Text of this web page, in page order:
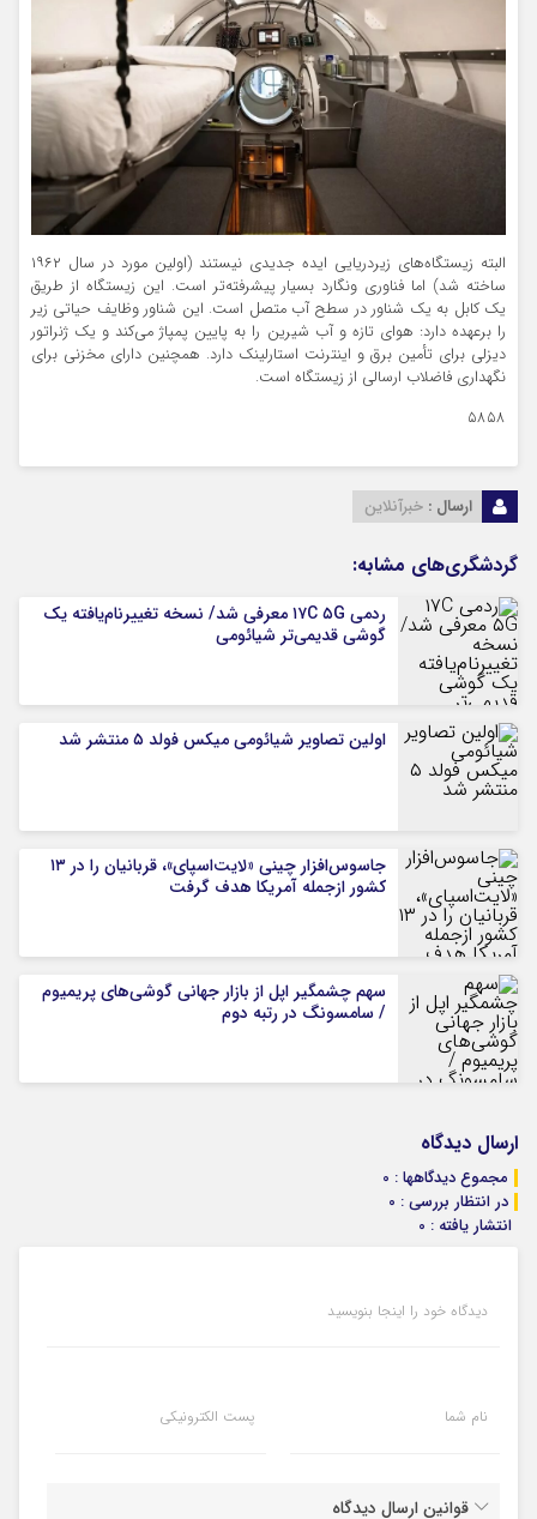
البته زیستگاه‌های زیردریایی ایده جدیدی نیستند (اولین مورد در سال ۱۹۶۲
ساخته شد) اما فناوری ونگارد بسیار پیشرفته‌تر است. این زیستگاه از طریق
یک کابل به یک شناور در سطح آب متصل است. این شناور وظایف حیاتی زیر
را برعهده دارد: هوای تازه و آب شیرین را به پایین پمپاژ می‌کند و یک ژنراتور
دیزلی برای تأمین برق و اینترنت استارلینک دارد. همچنین دارای مخزنی برای
نگهداری فاضلاب ارسالی از زیستگاه است.
۵۸۵۸
ارسال : خبرآنلاین
گردشگری‌های مشابه:
ردمی ۱۷C ۵G معرفی شد/ نسخه تغییرنام‌یافته یک
گوشی قدیمی‌تر شیائومی
اولین تصاویر شیائومی میکس فولد ۵ منتشر شد
جاسوس‌افزار چینی «لایت‌اسپای»، قربانیان را در ۱۳
کشور ازجمله آمریکا هدف گرفت
سهم چشمگیر اپل از بازار جهانی گوشی‌های پریمیوم
/ سامسونگ در رتبه دوم
ارسال دیدگاه
مجموع دیدگاهها : 0
در انتظار بررسی : 0
انتشار یافته : 0
دیدگاه خود را اینجا بنویسید
نام شما پست الکترونیکی
قوانین ارسال دیدگاه